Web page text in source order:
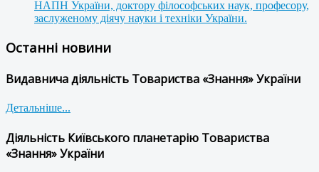
НАПН України, доктору філософських наук, професору,
заслуженому діячу науки і техніки України.
Останні новини
Видавнича діяльність Товариства «Знання» України
Детальніше...
Діяльність Київського планетарію Товариства
«Знання» України